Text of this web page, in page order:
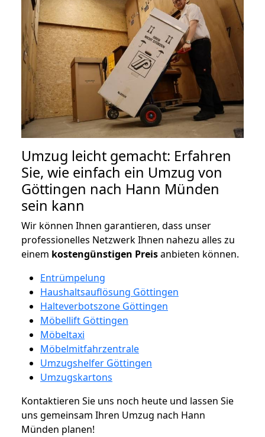
Umzug leicht gemacht: Erfahren
Sie, wie einfach ein Umzug von
Göttingen nach Hann Münden
sein kann
Wir können Ihnen garantieren, dass unser
professionelles Netzwerk Ihnen nahezu alles zu
einem kostengünstigen Preisanbieten können.
Entrümpelung
Haushaltsauflösung Göttingen
Halteverbotszone Göttingen
Möbellift Göttingen
Möbeltaxi
Möbelmitfahrzentrale
Umzugshelfer Göttingen
Umzugskartons
Kontaktieren Sie uns noch heute und lassen Sie
uns gemeinsam Ihren Umzug nach Hann
Münden planen!